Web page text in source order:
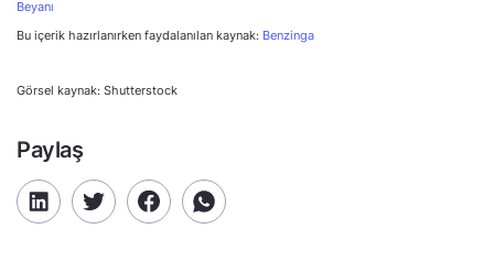
Beyanı
Bu içerik hazırlanırken faydalanılan kaynak: Benzinga
Görsel kaynak: Shutterstock
Paylaş